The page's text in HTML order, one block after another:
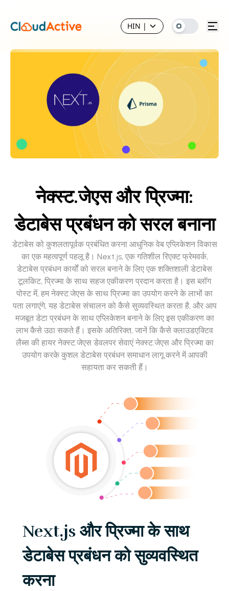
HIN |
नेक्स्ट.जेएस और प्रिज्मा:
डेटाबेस प्रबंधन को सरल बनाना
डेटाबेस को कुशलतापूर्वक प्रबंधित करना आधुनिक वेब एप्लिकेशन विकास
का एक महत्वपूर्ण पहलू है। Next.js, एक गतिशील रिएक्ट फ्रेमवर्क,
डेटाबेस प्रबंधन कार्यों को सरल बनाने के लिए एक शक्तिशाली डेटाबेस
टूलकिट, प्रिज्मा के साथ सहज एकीकरण प्रदान करता है। इस ब्लॉग
पोस्ट में, हम नेक्स्ट.जेएस के साथ प्रिज्मा का उपयोग करने के लाभों का
पता लगाएंगे, यह डेटाबेस संचालन को कैसे सुव्यवस्थित करता है, और आप
मजबूत डेटा प्रबंधन के साथ एप्लिकेशन बनाने के लिए इस एकीकरण का
लाभ कैसे उठा सकते हैं। इसके अतिरिक्त, जानें कि कैसे क्लाउडएक्टिव
लैब्स की हायर नेक्स्ट.जेएस डेवलपर सेवाएं नेक्स्ट.जेएस और प्रिज्मा का
उपयोग करके कुशल डेटाबेस प्रबंधन समाधान लागू करने में आपकी
सहायता कर सकती हैं।
Next.js और प्रिज्मा के साथ
डेटाबेस प्रबंधन को सुव्यवस्थित
करना